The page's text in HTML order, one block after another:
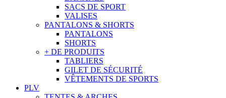
SACS DE SPORT
VALISES
PANTALONS & SHORTS
PANTALONS
SHORTS
+ DE PRODUITS
TABLIERS
GILET DE SÉCURITÉ
VÊTEMENTS DE SPORTS
PLV